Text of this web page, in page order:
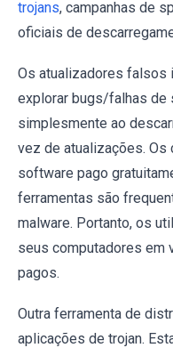
trojans, campanhas de
oficiais de
Os atualizadores falsos
explorar bugs/falhas de
simplesmente ao
vez de atualizações.
software pago
ferramentas são
malware. Portanto, os
seus computadores em
pagos.
Outra ferramenta de
aplicações de trojan.